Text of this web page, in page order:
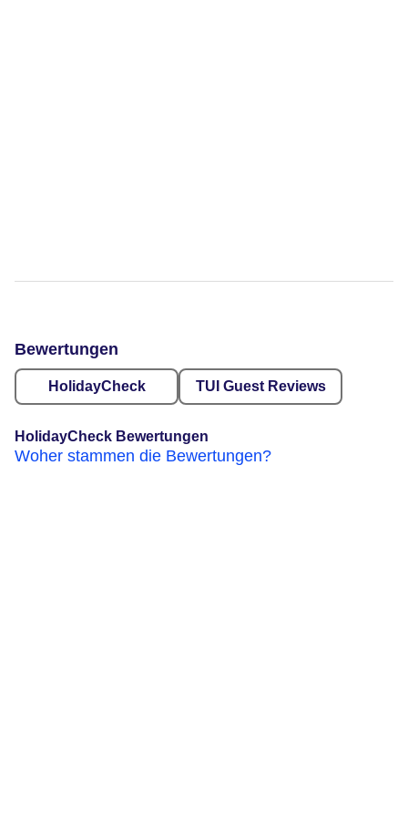
Bewertungen
HolidayCheck TUI Guest Reviews
HolidayCheck Bewertungen
Woher stammen die Bewertungen?